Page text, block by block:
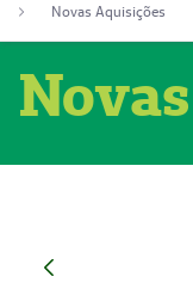
Novas Aquisições